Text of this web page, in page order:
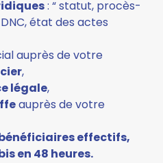
: “ statut, procès-
état des actes
auprès de votre
,
légale,
auprès de votre
effectifs,
en 48 heures.